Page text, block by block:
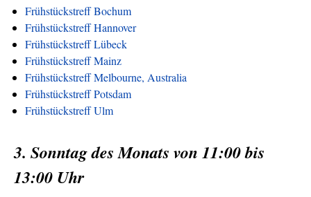
Frühstückstreff Bochum
Frühstückstreff Hannover
Frühstückstreff Lübeck
Frühstückstreff Mainz
Frühstückstreff Melbourne, Australia
Frühstückstreff Potsdam
Frühstückstreff Ulm
3. Sonntag des Monats von 11:00 bis
13:00 Uhr